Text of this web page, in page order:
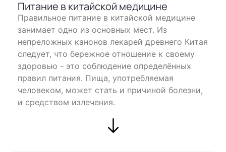
Питание в китайской медицине
Правильное питание в китайской медицине
занимает одно из основных мест. Из
непреложных канонов лекарей древнего Китая
следует, что бережное отношение к своему
здоровью - это соблюдение определённых
правил питания. Пища, употребляемая
человеком, может стать и причиной болезни,
и средством излечения.